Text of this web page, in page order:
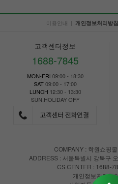
이용안내 | 개인정보처리방침
고객센터정보
1688-7845
MON-FRI 09:00 - 18:30
SAT09:00 - 17:00
LUNCH 12:30 - 13:30
SUN.HOLIDAY OFF
COMPANY : 학원쇼핑
ADDRESS : 서울특별시 강북구
CS CENTER : 1688-
개인정보관리책